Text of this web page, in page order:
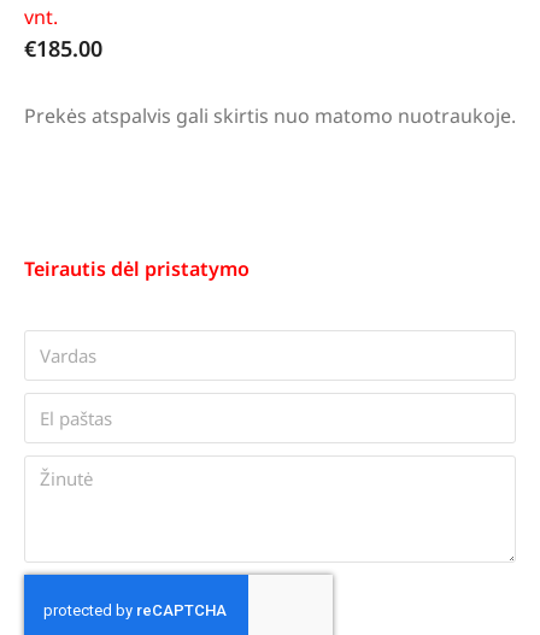
vnt.
€185.00
Prekės atspalvis gali skirtis nuo matomo nuotraukoje.
Teirautis dėl pristatymo